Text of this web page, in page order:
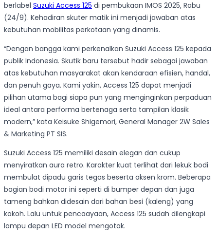
berlabel Suzuki Access 125 di pembukaan IMOS 2025, Rabu
(24/9). Kehadiran skuter matik ini menjadi jawaban atas
kebutuhan mobilitas perkotaan yang dinamis.
“Dengan bangga kami perkenalkan Suzuki Access 125 kepada
publik Indonesia. Skutik baru tersebut hadir sebagai jawaban
atas kebutuhan masyarakat akan kendaraan efisien, handal,
dan penuh gaya. Kami yakin, Access 125 dapat menjadi
pilihan utama bagi siapa pun yang menginginkan perpaduan
ideal antara performa bertenaga serta tampilan klasik
modern,” kata Keisuke Shigemori, General Manager 2W Sales
& Marketing PT SIS.
Suzuki Access 125 memiliki desain elegan dan cukup
menyiratkan aura retro. Karakter kuat terlihat dari lekuk bodi
membulat dipadu garis tegas beserta aksen krom. Beberapa
bagian bodi motor ini seperti di bumper depan dan juga
tameng bahkan didesain dari bahan besi (kaleng) yang
kokoh. Lalu untuk pencaayaan, Access 125 sudah dilengkapi
lampu depan LED model mengotak.